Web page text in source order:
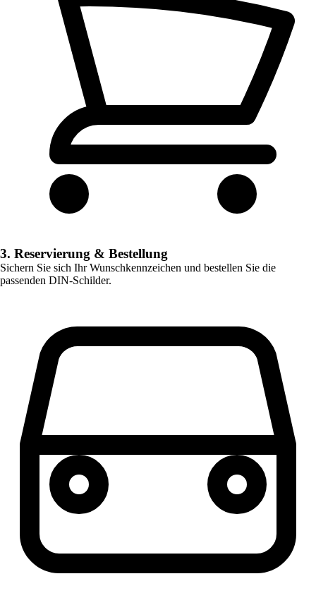
3. Reservierung & Bestellung
Sichern Sie sich Ihr Wunschkennzeichen und bestellen Sie die
passenden DIN-Schilder.